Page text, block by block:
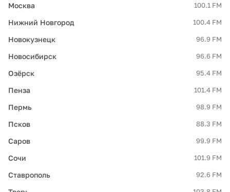
Москва 100.1 FM
Нижний Новгород 100.4 FM
Новокузнецк 96.9 FM
Новосибирск 96.6 FM
Озёрск 95.4 FM
Пенза 101.4 FM
Пермь 98.9 FM
Псков 88.3 FM
Саров 99.9 FM
Сочи 101.9 FM
Ставрополь 92.6 FM